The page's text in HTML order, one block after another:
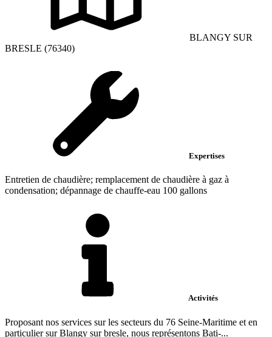
BLANGY SUR
BRESLE (76340)
Expertises
Entretien de chaudière; remplacement de chaudière à gaz à
condensation; dépannage de chauffe-eau 100 gallons
Activités
Proposant nos services sur les secteurs du 76 Seine-Maritime et en
particulier sur Blangy sur bresle, nous représentons Bati-...